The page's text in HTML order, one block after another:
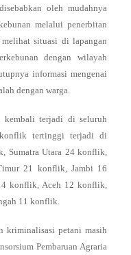
oleh mudahnya
melalui penerbitan
situasi di lapangan
dengan wilayah
informasi mengenai
dengan warga.
kembali terjadi di seluruh
tertinggi terjadi di
Sumatra Utara 24 konflik,
21 konflik, Jambi 16
konflik, Aceh 12 konflik,
11 konflik.
kriminalisasi petani masih
Pembaruan Agraria